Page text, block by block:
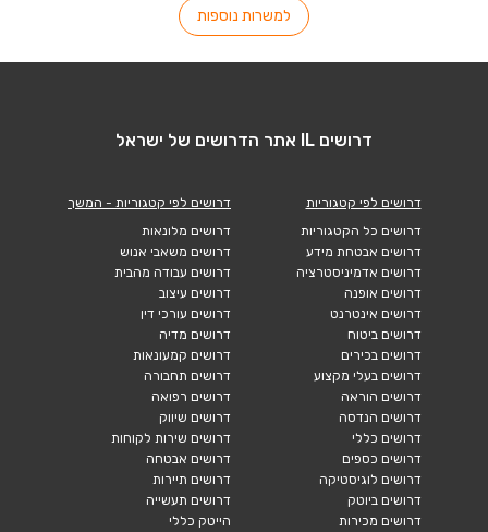
למשרות נוספות
דרושים IL אתר הדרושים של ישראל
דרושים לפי קטגוריות
דרושים כל הקטגוריות
דרושים אבטחת מידע
דרושים אדמיניסטרציה
דרושים אופנה
דרושים אינטרנט
דרושים ביטוח
דרושים בכירים
דרושים בעלי מקצוע
דרושים הוראה
דרושים הנדסה
דרושים כללי
דרושים כספים
דרושים לוגיסטיקה
דרושים ביוטק
דרושים מכירות
דרושים לפי קטגוריות - המשך
דרושים מלונאות
דרושים משאבי אנוש
דרושים עבודה מהבית
דרושים עיצוב
דרושים עורכי דין
דרושים מדיה
דרושים קמעונאות
דרושים תחבורה
דרושים רפואה
דרושים שיווק
דרושים שירות לקוחות
דרושים אבטחה
דרושים תיירות
דרושים תעשייה
הייטק כללי